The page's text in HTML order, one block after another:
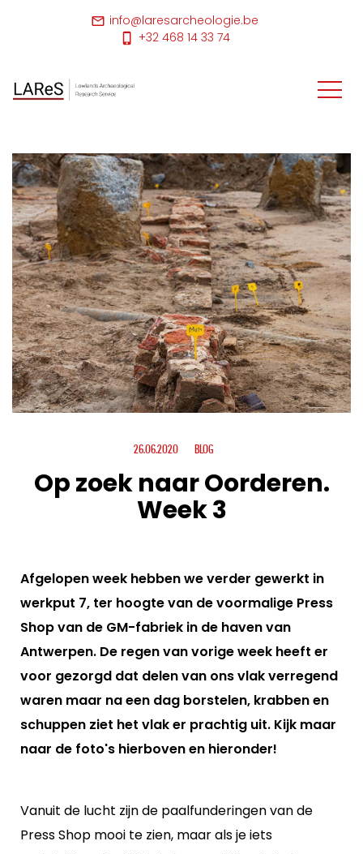
info@laresarcheologie.be
+32 468 14 33 74
26.06.2020 BLOG
Op zoek naar Oorderen.
Week 3
Afgelopen week hebben we verder gewerkt in
werkput 7, ter hoogte van de voormalige Press
Shop van de GM-fabriek in de haven van
Antwerpen. De regen van vorige week heeft er
voor gezorgd dat delen van ons vlak verregend
waren maar na een dag borstelen, krabben en
schuppen ziet het vlak er prachtig uit. Kijk maar
naar de foto's hierboven en hieronder!
Vanuit de lucht zijn de paalfunderingen van de
Press Shop mooi te zien, maar als je iets